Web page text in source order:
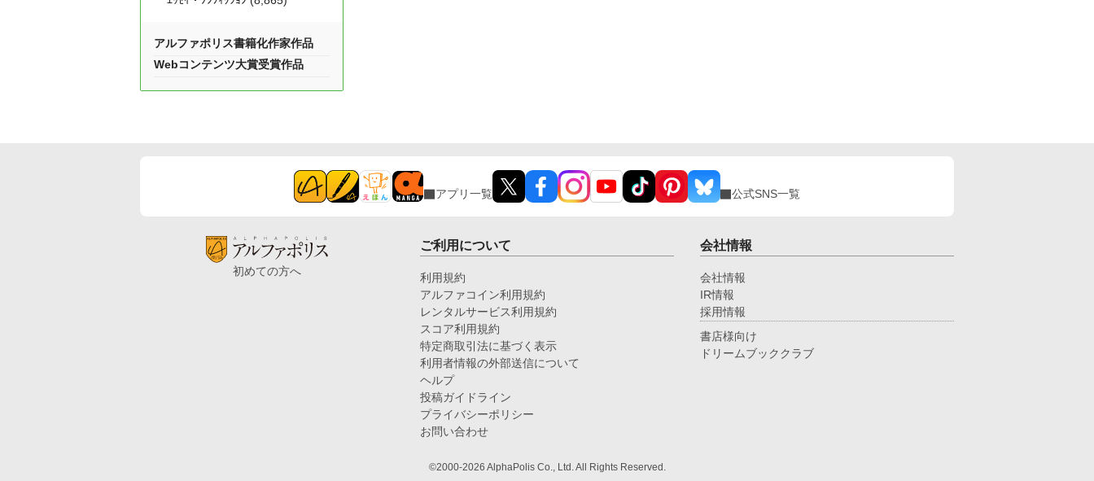
アルファポリス書籍化作家作品
Webコンテンツ大賞受賞作品
アプリ一覧 公式SNS一覧
初めての方へ
ご利用について
利用規約
アルファコイン利用規約
レンタルサービス利用規約
スコア利用規約
特定商取引法に基づく表示
利用者情報の外部送信について
ヘルプ
投稿ガイドライン
プライバシーポリシー
お問い合わせ
会社情報
会社情報
IR情報
採用情報
書店様向け
ドリームブッククラブ
©2000-2026 AlphaPolis Co., Ltd. All Rights Reserved.